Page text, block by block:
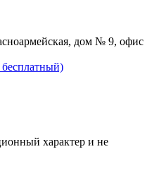
дом № 9, офис
бесплатный)
характер и не